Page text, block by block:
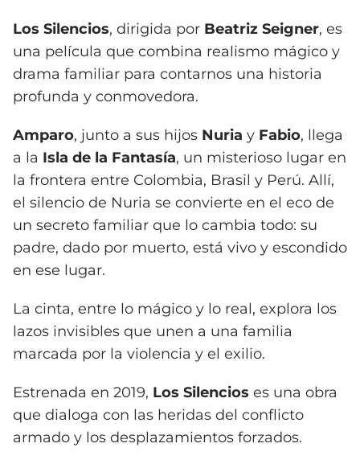
Los Silencios, dirigida por Beatriz Seigner, es
una película que combina realismo mágico y
drama familiar para contarnos una historia
profunda y conmovedora.
Amparo, junto a sus hijos Nuria y Fabio, llega
a la Isla de la Fantasía, un misterioso lugar en
la frontera entre Colombia, Brasil y Perú. Allí,
el silencio de Nuria se convierte en el eco de
un secreto familiar que lo cambia todo: su
padre, dado por muerto, está vivo y escondido
en ese lugar.
La cinta, entre lo mágico y lo real, explora los
lazos invisibles que unen a una familia
marcada por la violencia y el exilio.
Estrenada en 2019, Los Silencios es una obra
que dialoga con las heridas del conflicto
armado y los desplazamientos forzados.